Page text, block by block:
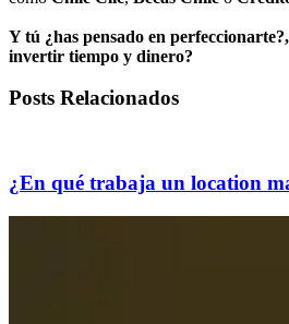
Y tú ¿has pensado en
invertir tiempo y dinero?
Posts Relacionados
¿En qué trabaja un location